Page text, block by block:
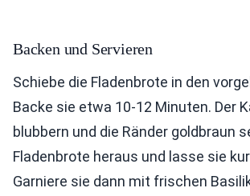
Backen und Servieren
Schiebe die Fladenbrote in den
Backe sie etwa 10-12 Minuten. Der
blubbern und die Ränder goldbraun
Fladenbrote heraus und lasse sie
Garniere sie dann mit frischen